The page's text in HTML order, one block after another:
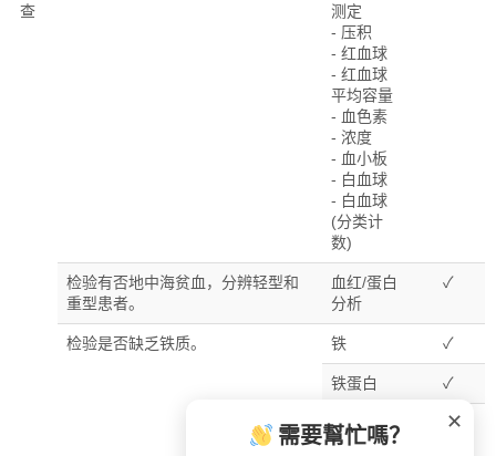
查
测定
- 压积
- 红血球
- 红血球
平均容量
- 血色素
- 浓度
- 血小板
- 白血球
- 白血球
(分类计
数)
检验有否地中海贫血，分辨轻型和
重型患者。
血红/蛋白
分析
✓
检验是否缺乏铁质。 铁 ✓
铁蛋白 ✓
总铁结合
量
✓
✕
需要幫忙嗎？